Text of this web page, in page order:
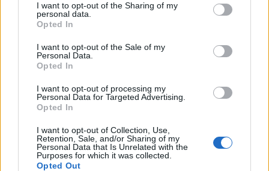
I want to opt-out of the Sharing of my
personal data.
Opted In
I want to opt-out of the Sale of my
Personal Data.
Opted In
I want to opt-out of processing my
Personal Data for Targeted Advertising.
Opted In
I want to opt-out of Collection, Use,
Retention, Sale, and/or Sharing of my
Personal Data that Is Unrelated with the
Purposes for which it was collected.
Opted Out
ALTRE NOTIZIE DI CASTELLANZA